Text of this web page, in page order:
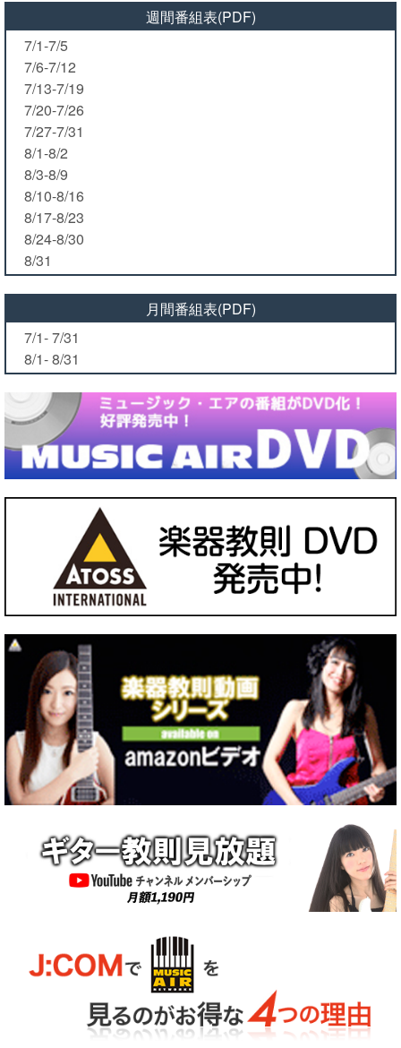
週間番組表(PDF)
7/1-7/5
7/6-7/12
7/13-7/19
7/20-7/26
7/27-7/31
8/1-8/2
8/3-8/9
8/10-8/16
8/17-8/23
8/24-8/30
8/31
月間番組表(PDF)
7/1- 7/31
8/1- 8/31